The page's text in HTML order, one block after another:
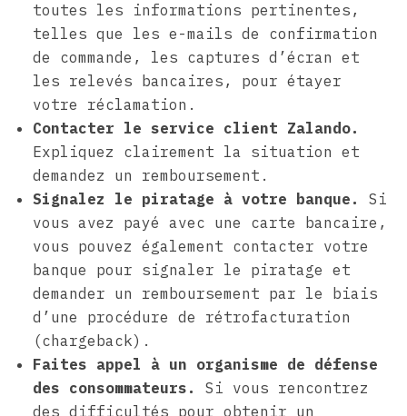
toutes les informations pertinentes,
telles que les e-mails de confirmation
de commande, les captures d’écran et
les relevés bancaires, pour étayer
votre réclamation.
Contacter le service client Zalando.
Expliquez clairement la situation et
demandez un remboursement.
Signalez le piratage à votre banque.
Si
vous avez payé avec une carte bancaire,
vous pouvez également contacter votre
banque pour signaler le piratage et
demander un remboursement par le biais
d’une procédure de rétrofacturation
(chargeback).
Faites appel à un organisme de défense
des consommateurs.
Si vous rencontrez
des difficultés pour obtenir un